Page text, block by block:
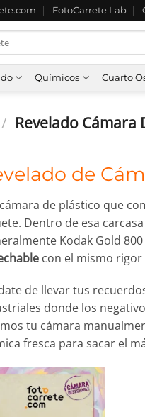
FotoCarrete Lab
Químicos Cuarto
/ Revelado Cámara
de
de plástico que
Dentro de esa
Kodak Gold
con el mismo
de llevar tus
donde los
tu cámara
fresca para sacar el